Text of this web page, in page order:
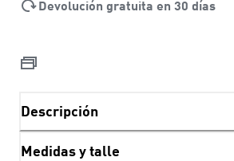
Devolución gratuita en 30 días
Descripción
Medidas y talle